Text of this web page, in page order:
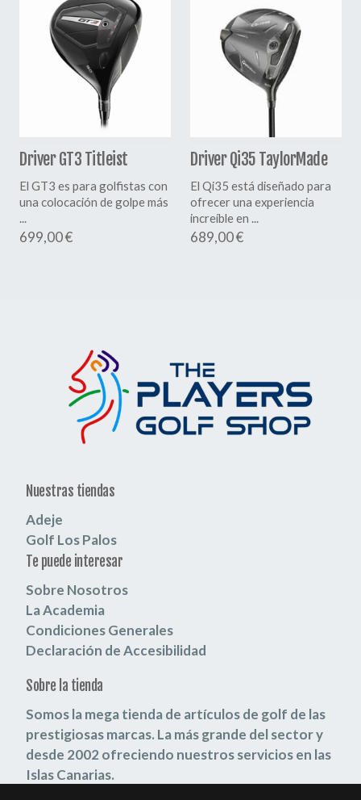
Driver GT3 Titleist
El GT3 es para golfistas con
una colocación de golpe más
...
699,00 €
Driver Qi35 TaylorMade
El Qi35 está diseñado para
ofrecer una experiencia
increíble en ...
689,00 €
Nuestras tiendas
Adeje
Golf Los Palos
Te puede interesar
Sobre Nosotros
La Academia
Condiciones Generales
Declaración de Accesibilidad
Sobre la tienda
Somos la mega tienda de artículos de golf de las
prestigiosas marcas. La más grande del sector y
desde 2002 ofreciendo nuestros servicios en las
Islas Canarias.